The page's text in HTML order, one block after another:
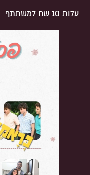
עלות 10 שח למשתתף